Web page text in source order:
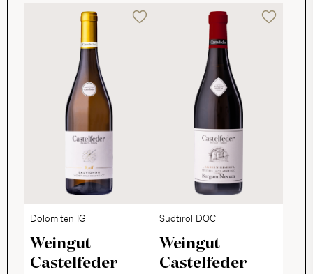
Dolomiten IGT
Weingut
Castelfeder
Südtirol DOC
Weingut
Castelfeder